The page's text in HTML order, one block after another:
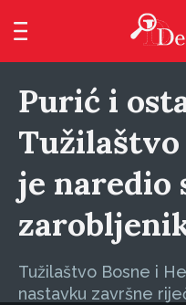
Purić i
Tužilaštvo
je
Tužilaštvo Bosne i
nastavku završne